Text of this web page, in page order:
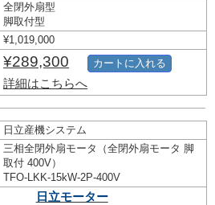
全閉外扇型
脚取付型
¥1,019,000
¥289,300
詳細はこちらへ
カートに入れる
日立産機システム
三相全閉外扇モータ（全閉外扇モータ 脚
取付 400V）
TFO-LKK-15kW-2P-400V
日立モーター